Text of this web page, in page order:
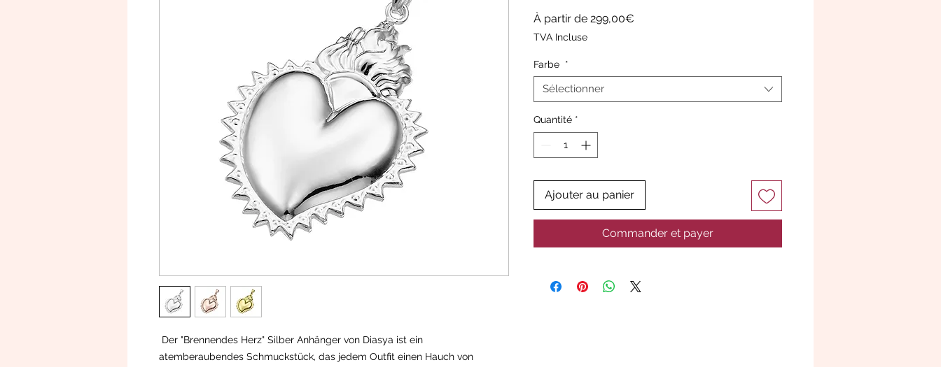
Der "Brennendes Herz" Silber Anhänger von Diasya ist ein
atemberaubendes Schmuckstück, das jedem Outfit einen Hauch von
À partir de 299,00€
TVA Incluse
Farbe *
Sélectionner
Quantité *
Ajouter au panier
Commander et payer